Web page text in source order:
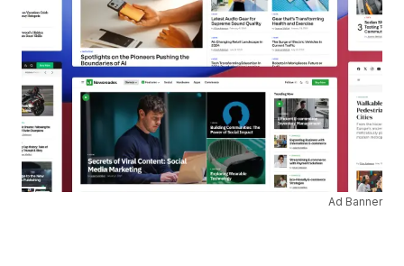
Ad Banner